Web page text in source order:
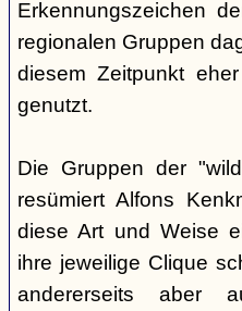
Erkennungszeichen
regionalen Gruppen
diesem Zeitpunkt
genutzt.
Die Gruppen der
resümiert Alfons
diese Art und Weise
ihre jeweilige Clique
andererseits aber